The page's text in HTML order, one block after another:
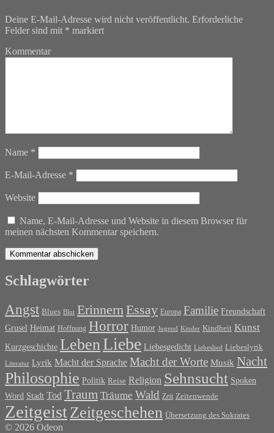
Deine E-Mail-Adresse wird nicht veröffentlicht. Erforderliche
Felder sind mit * markiert
Kommentar
Name *
E-Mail-Adresse *
Website
Name, E-Mail-Adresse und Website in diesem Browser für
meinen nächsten Kommentar speichern.
Schlagwörter
Angst Blues Blut Erinnern Essay Europa Familie Freundschaft
Grusel Heimat Hoffnung Horror Humor Jugend Kinder Kindheit Kunst
Kurzgeschichte Leben Liebe Liebesgedicht Liebeslied Liebeslyrik
Literatur Lyrik Macht der Sprache Macht der Worte Musik Nacht
Philosophie Politik Reise Religion Sehnsucht Spoken
Word Stadt Tod Traum Träume Wald Zeit Zeitenwende
ZeitgeistZeitgeschehen Übersetzung des Sokrates
© 2026 Odeon